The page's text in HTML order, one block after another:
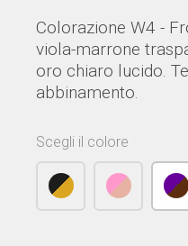
Colorazione W4 -
viola-marrone
oro chiaro lucido.
abbinamento.
Scegli il colore